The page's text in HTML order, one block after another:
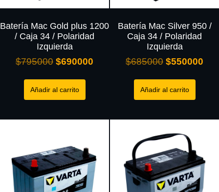
Batería Mac Gold plus 1200
/ Caja 34 / Polaridad
Izquierda
$795000 $690000
Añadir al carrito
Batería Mac Silver 950 /
Caja 34 / Polaridad
Izquierda
$685000 $550000
Añadir al carrito